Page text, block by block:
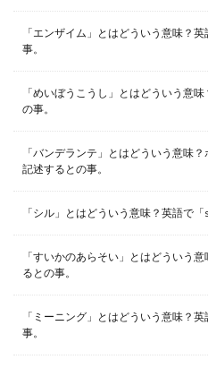
「エンザイム」とはどういう意味？
事。
「めいぼうこうし」とはどういう意
の事。
「バンデランテ」とはどういう意味
記述するとの事。
「シル」とはどういう意味？英語で
「すいかのあらそい」とはどういう
るとの事。
「ミーニング」とはどういう意味？
事。